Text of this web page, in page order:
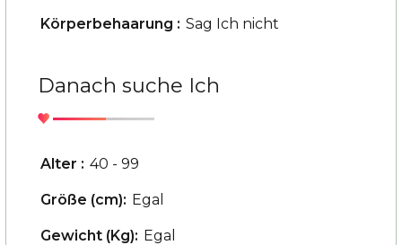
Körperbehaarung : Sag Ich nicht
Danach suche Ich
Alter : 40 - 99
Größe (cm): Egal
Gewicht (Kg): Egal